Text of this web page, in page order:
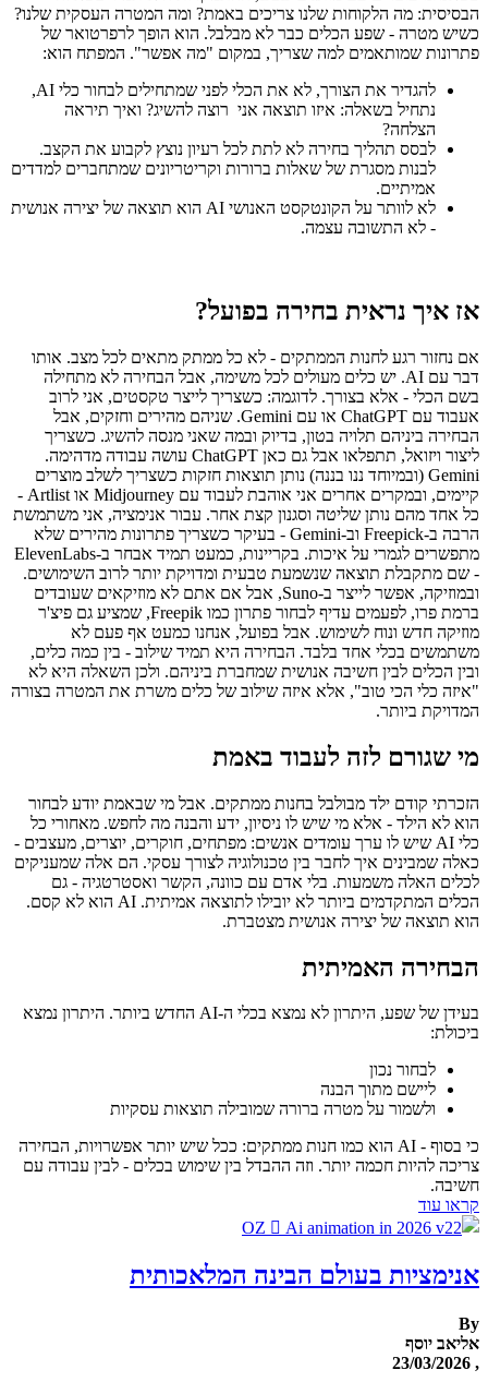
הבסיסית: מה הלקוחות שלנו צריכים באמת? ומה המטרה העסקית שלנו?
כשיש מטרה - שפע הכלים כבר לא מבלבל. הוא הופך לרפרטואר של
פתרונות שמותאמים למה שצריך, במקום "מה אפשר". המפתח הוא:
להגדיר את הצורך, לא את הכלי לפני שמתחילים לבחור כלי AI,
נתחיל בשאלה: איזו תוצאה אני רוצה להשיג? ואיך תיראה
הצלחה?
לבסס תהליך בחירה לא לתת לכל רעיון נוצץ לקבוע את הקצב.
לבנות מסגרת של שאלות ברורות וקריטריונים שמתחברים למדדים
אמיתיים.
לא לוותר על הקונטקסט האנושי AI הוא תוצאה של יצירה אנושית
- לא התשובה עצמה.
אז איך נראית בחירה בפועל?
אם נחזור רגע לחנות הממתקים - לא כל ממתק מתאים לכל מצב. אותו
דבר עם AI. יש כלים מעולים לכל משימה, אבל הבחירה לא מתחילה
בשם הכלי - אלא בצורך. לדוגמה: כשצריך לייצר טקסטים, אני לרוב
אעבוד עם ChatGPT או עם Gemini. שניהם מהירים וחזקים, אבל
הבחירה ביניהם תלויה בטון, בדיוק ובמה שאני מנסה להשיג. כשצריך
ליצור ויזואל, תתפלאו אבל גם כאן ChatGPT עושה עבודה מדהימה.
Gemini (ובמיוחד ננו בננה) נותן תוצאות חזקות כשצריך לשלב מוצרים
קיימים, ובמקרים אחרים אני אוהבת לעבוד עם Midjourney או Artlist -
כל אחד מהם נותן שליטה וסגנון קצת אחר. עבור אנימציה, אני משתמשת
הרבה ב-Freepick וב-Gemini - בעיקר כשצריך פתרונות מהירים שלא
מתפשרים לגמרי על איכות. בקריינות, כמעט תמיד אבחר ב-ElevenLabs
- שם מתקבלת תוצאה שנשמעת טבעית ומדויקת יותר לרוב השימושים.
ובמוזיקה, אפשר לייצר ב-Suno, אבל אם אתם לא מוזיקאים שעובדים
ברמת פרו, לפעמים עדיף לבחור פתרון כמו Freepik, שמציע גם פיצ'ר
מוזיקה חדש ונוח לשימוש. אבל בפועל, אנחנו כמעט אף פעם לא
משתמשים בכלי אחד בלבד. הבחירה היא תמיד שילוב - בין כמה כלים,
ובין הכלים לבין חשיבה אנושית שמחברת ביניהם. ולכן השאלה היא לא
"איזה כלי הכי טוב", אלא איזה שילוב של כלים משרת את המטרה בצורה
המדויקת ביותר.
מי שגורם לזה לעבוד באמת
הזכרתי קודם ילד מבולבל בחנות ממתקים. אבל מי שבאמת יודע לבחור
הוא לא הילד - אלא מי שיש לו ניסיון, ידע והבנה מה לחפש. מאחורי כל
כלי AI שיש לו ערך עומדים אנשים: מפתחים, חוקרים, יוצרים, מעצבים -
כאלה שמבינים איך לחבר בין טכנולוגיה לצורך עסקי. הם אלה שמעניקים
לכלים האלה משמעות. בלי אדם עם כוונה, הקשר ואסטרטגיה - גם
הכלים המתקדמים ביותר לא יובילו לתוצאה אמיתית. AI הוא לא קסם.
הוא תוצאה של יצירה אנושית מצטברת.
הבחירה האמיתית
בעידן של שפע, היתרון לא נמצא בכלי ה-AI החדש ביותר. היתרון נמצא
ביכולת:
לבחור נכון
ליישם מתוך הבנה
ולשמור על מטרה ברורה שמובילה תוצאות עסקיות
כי בסוף - AI הוא כמו חנות ממתקים: ככל שיש יותר אפשרויות, הבחירה
צריכה להיות חכמה יותר. וזה ההבדל בין שימוש בכלים - לבין עבודה עם
חשיבה.
קראו עוד
אנימציות בעולם הבינה המלאכותית
By
אליאב יוסף
, 23/03/2026